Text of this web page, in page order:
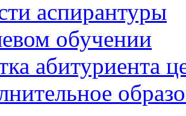
аспирантуры
обучении
абитуриента